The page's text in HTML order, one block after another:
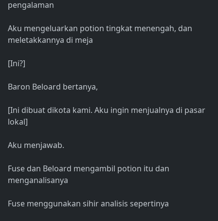
pengalaman
Aku mengeluarkan potion tingkat menengah, dan
meletakkannya di meja
[Ini?]
Baron Beloard bertanya,
[Ini dibuat dikota kami. Aku ingin menjualnya di pasar
lokal]
Aku menjawab.
Fuse dan Beloard mengambil potion itu dan
menganalisanya
Fuse menggunakan sihir analisis sepertinya